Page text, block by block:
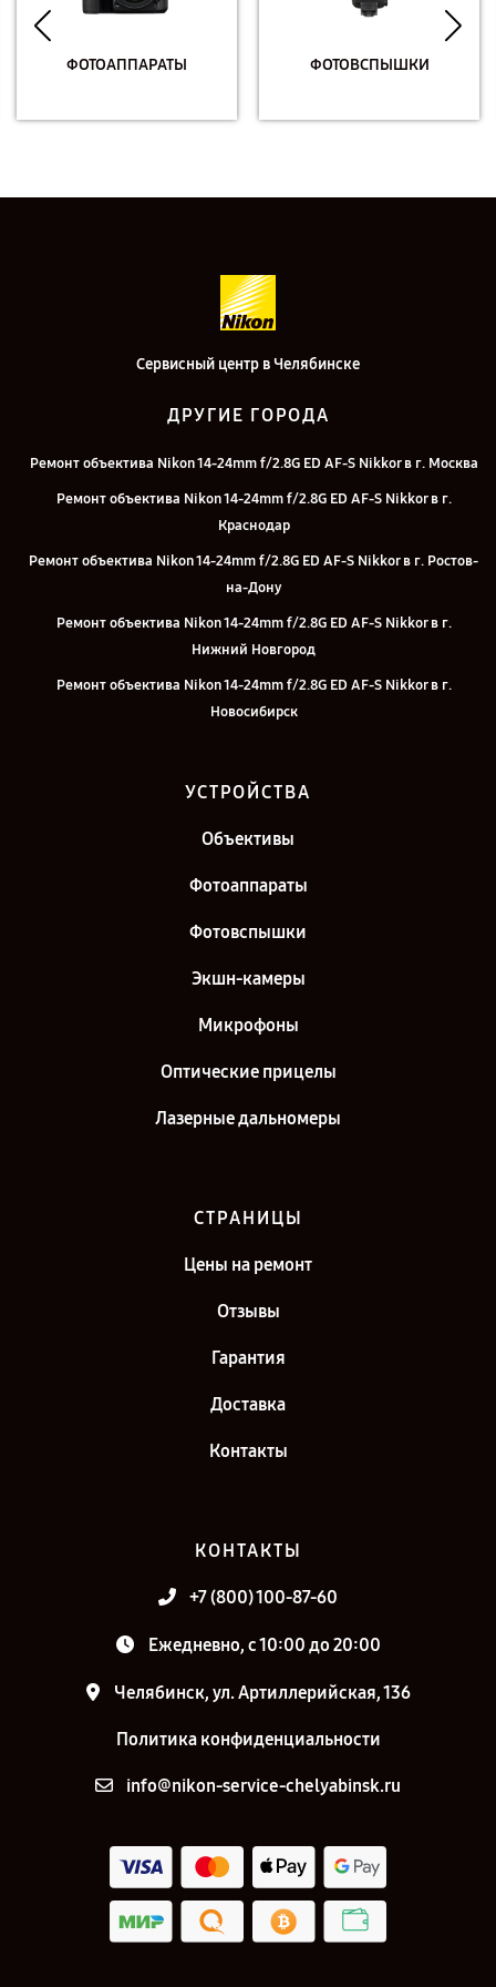
ФОТОАППАРАТЫ ФОТОВСПЫШКИ
Сервисный центр в Челябинске
ДРУГИЕ ГОРОДА
Ремонт объектива Nikon 14-24mm f/2.8G ED AF-S Nikkor в г. Москва
Ремонт объектива Nikon 14-24mm f/2.8G ED AF-S Nikkor в г.
Краснодар
Ремонт объектива Nikon 14-24mm f/2.8G ED AF-S Nikkor в г. Ростов-
на-Дону
Ремонт объектива Nikon 14-24mm f/2.8G ED AF-S Nikkor в г.
Нижний Новгород
Ремонт объектива Nikon 14-24mm f/2.8G ED AF-S Nikkor в г.
Новосибирск
Ремонт объектива Nikon 14-24mm f/2.8G ED AF-S Nikkor в г. Санкт-
УСТРОЙСТВА
Объективы
Фотоаппараты
Фотовспышки
Экшн-камеры
Микрофоны
Оптические прицелы
Лазерные дальномеры
СТРАНИЦЫ
Цены на ремонт
Отзывы
Гарантия
Доставка
Контакты
КОНТАКТЫ
+7 (800) 100-87-60
Ежедневно, с 10:00 до 20:00
Челябинск, ул. Артиллерийская, 136
Политика конфиденциальности
info@nikon-service-chelyabinsk.ru